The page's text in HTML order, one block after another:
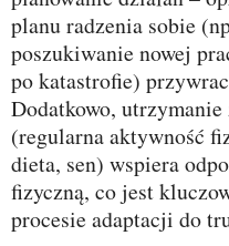
planu radzenia sobie
poszukiwanie nowej
po katastrofie)
Dodatkowo,
(regularna aktywność
dieta, sen) wspiera
fizyczną, co jest
procesie adaptacji do